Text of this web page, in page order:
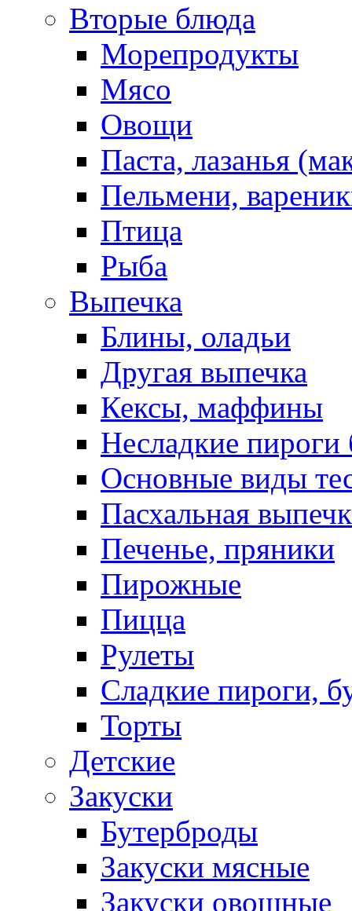
Вторые блюда
Морепродукты
Мясо
Овощи
Паста, лазанья
Пельмени,
Птица
Рыба
Выпечка
Блины, оладьи
Другая выпечка
Кексы, маффины
Несладкие пироги
Основные виды
Пасхальная
Печенье, пряники
Пирожные
Пицца
Рулеты
Сладкие пироги,
Торты
Детские
Закуски
Бутерброды
Закуски мясные
Закуски овощные